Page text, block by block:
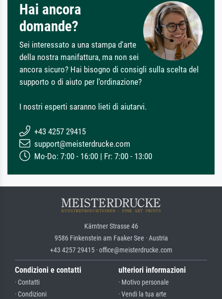
Hai ancora
domande?
Sei interessato a una stampa d'arte
della nostra manifattura, ma non sei
ancora sicuro? Hai bisogno di consigli sulla scelta del
supporto o di aiuto per l'ordinazione?
I nostri esperti saranno lieti di aiutarvi.
+43 4257 29415
support@meisterdrucke.com
Mo-Do: 7:00 - 16:00 | Fr: 7:00 - 13:00
Kärntner Strasse 46
9586 Finkenstein am Faaker See · Austria
+43 4257 29415 · office@meisterdrucke.com
Condizioni e contatti
· Contatti
· Condizioni
ulteriori informazioni
· Motivo personale
· Vendi la tua arte